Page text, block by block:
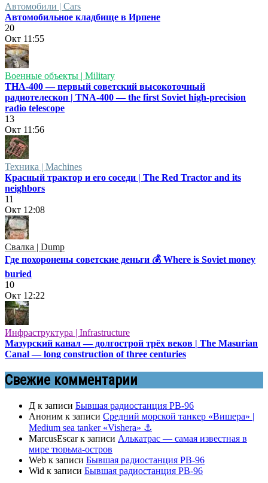
Автомобили | Cars
Автомобильное кладбище в Ирпене
20
Окт 11:55
Военные объекты | Military
ТНА-400 — первый советский высокоточный
радиотелескоп | TNA-400 — the first Soviet high-precision
radio telescope
13
Окт 11:56
Техника | Machines
Красный трактор и его соседи | The Red Tractor and its
neighbors
11
Окт 12:08
Свалка | Dump
Где похоронены советские деньги 💰 Where is Soviet money
buried
10
Окт 12:22
Инфраструктура | Infrastructure
Мазурский канал — долгострой трёх веков | The Masurian
Canal — long construction of three centuries
Свежие комментарии
Д к записи Бывшая радиостанция РВ-96
Аноним к записи Средний морской танкер «Вишера» |
Medium sea tanker «Vishera» ⚓
MarcusEscarк записи Алькатрас — самая известная в
мире тюрьма-остров
Web к записи Бывшая радиостанция РВ-96
Wid к записи Бывшая радиостанция РВ-96